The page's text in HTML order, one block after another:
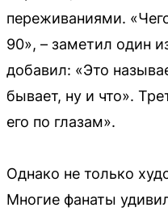
переживаниями.
90», – заметил один
добавил: «Это
бывает, ну и что».
его по глазам».
Однако не только
Многие фанаты